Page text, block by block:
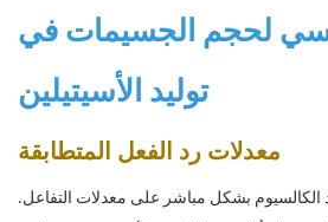
لحجم الجسيمات في
توليد الأسيتيلين
معدلات رد الفعل المتطابقة
الكالسيوم بشكل مباشر على معدلات التفاعل.